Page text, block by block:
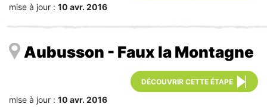
mise à jour : 10 avr. 2016
Aubusson - Faux la Montagne
DÉCOUVRIR CETTE ÉTAPE
mise à jour : 10 avr. 2016